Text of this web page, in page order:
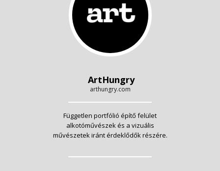
ArtHungry
arthungry.com
Független portfólió építő felület
alkotóművészek és a vizuális
művészetek iránt érdeklődők részére.